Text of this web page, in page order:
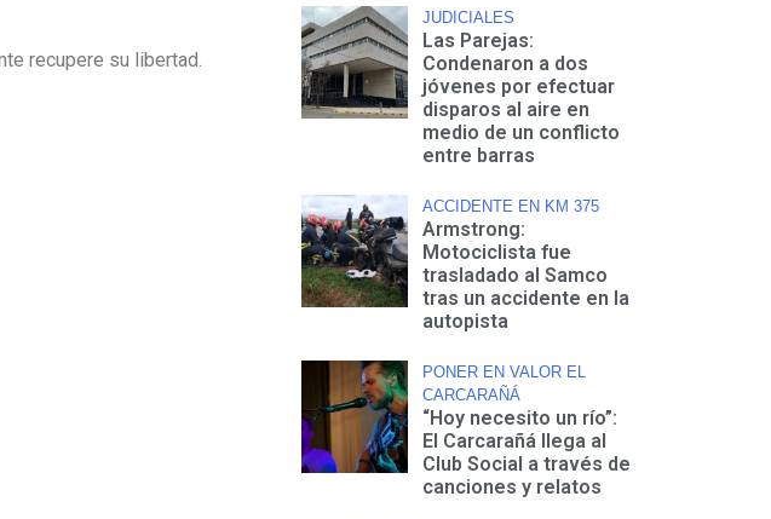
recupere su libertad.
JUDICIALES
Las Parejas:
Condenaron a dos
jóvenes por efectuar
disparos al aire en
medio de un conflicto
entre barras
ACCIDENTE EN KM 375
Armstrong:
Motociclista fue
trasladado al Samco
tras un accidente en la
autopista
PONER EN VALOR EL
CARCARAÑÁ
“Hoy necesito un río”:
El Carcarañá llega al
Club Social a través de
canciones y relatos